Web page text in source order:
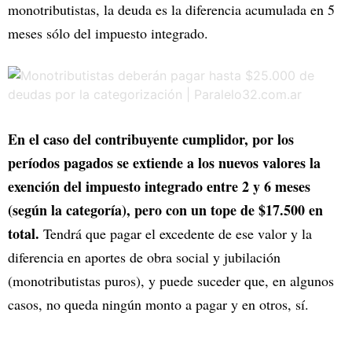
monotributistas, la deuda es la diferencia acumulada en 5
meses sólo del impuesto integrado.
En el caso del contribuyente cumplidor, por los
períodos pagados se extiende a los nuevos valores la
exención del impuesto integrado entre 2 y 6 meses
(según la categoría), pero con un tope de $17.500 en
total. Tendrá que pagar el excedente de ese valor y la
diferencia en aportes de obra social y jubilación
(monotributistas puros), y puede suceder que, en algunos
casos, no queda ningún monto a pagar y en otros, sí.